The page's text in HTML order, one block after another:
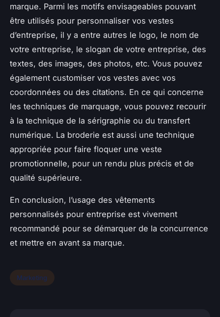
marque. Parmi les motifs envisageables pouvant
être utilisés pour personnaliser vos vestes
d’entreprise, il y a entre autres le logo, le nom de
votre entreprise, le slogan de votre entreprise, des
textes, des images, des photos, etc. Vous pouvez
également customiser vos vestes avec vos
coordonnées ou des citations. En ce qui concerne
les techniques de marquage, vous pouvez recourir
à la technique de la sérigraphie ou du transfert
numérique. La broderie est aussi une technique
appropriée pour faire floquer une veste
promotionnelle, pour un rendu plus précis et de
qualité supérieure.
En conclusion, l’usage des vêtements
personnalisés pour entreprise est vivement
recommandé pour se démarquer de la concurrence
et mettre en avant sa marque.
Marketing